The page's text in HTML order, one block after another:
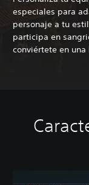
especiales para
personaje a tu
participa en
conviértete en una